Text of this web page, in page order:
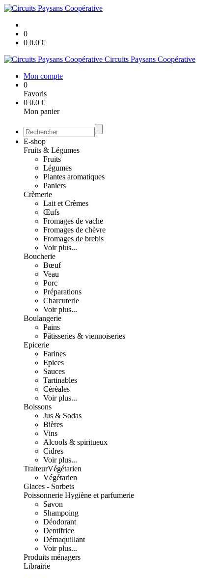
0
0 0.0 €
Circuits Paysans Coopérative
Mon compte
0
Favoris
0 0.0 €
Mon panier
E-shop
Fruits & Légumes
Fruits
Légumes
Plantes aromatiques
Paniers
Crèmerie
Lait et Crèmes
Œufs
Fromages de vache
Fromages de chèvre
Fromages de brebis
Voir plus...
Boucherie
Bœuf
Veau
Porc
Préparations
Charcuterie
Voir plus...
Boulangerie
Pains
Pâtisseries & viennoiseries
Epicerie
Farines
Epices
Sauces
Tartinables
Céréales
Voir plus...
Boissons
Jus & Sodas
Bières
Vins
Alcools & spiritueux
Cidres
Voir plus...
TraiteurVégétarien
Végétarien
Glaces - Sorbets
Poissonnerie Hygiène et parfumerie
Savon
Shampoing
Déodorant
Dentifrice
Démaquillant
Voir plus...
Produits ménagers
Librairie